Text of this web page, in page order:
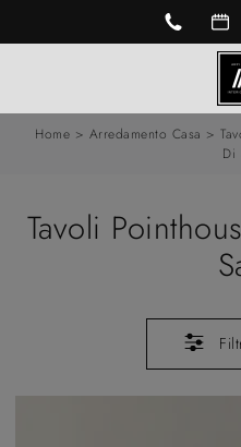
Home > Arredamento Casa >
Di
Tavoli